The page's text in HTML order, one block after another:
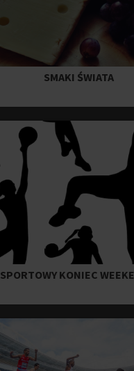
SMAKI ŚWIATA
SPORTOWY KONIEC